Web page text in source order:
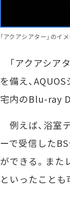
「アクアシアター」のイ
「アクアシア
を備え、
宅内のBlu-ray
例えば、浴室
ーで受信した
ができる。また
といったことも